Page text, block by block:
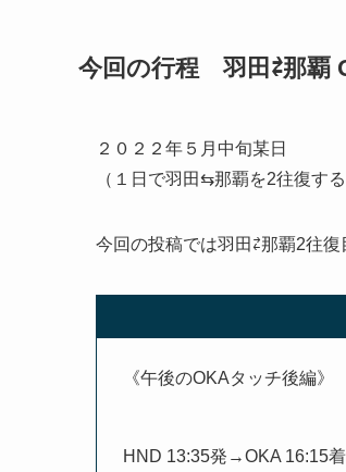
今回の行程 羽田⇄那覇
２０２２年５月中旬某日
（１日で羽田⇆那覇を2往復す
今回の投稿では羽田⇄那覇2往復
《午後のOKAタッチ後編》
HND 13:35発→OKA 16:15着